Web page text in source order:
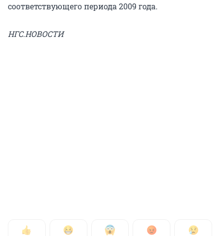
соответствующего периода 2009 года.
НГС.НОВОСТИ